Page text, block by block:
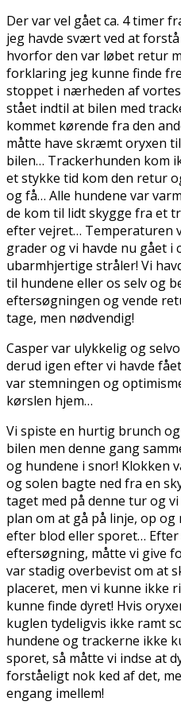
Der var vel gået ca. 4 timer
jeg havde svært ved at
hvorfor den var løbet retur
forklaring jeg kunne finde
stoppet i nærheden af
stået indtil at bilen med
kommet kørende fra den
måtte have skræmt oryxen
bilen… Trackerhunden kom
et stykke tid kom den retur
og få… Alle hundene var
de kom til lidt skygge fra et
efter vejret… Temperaturen
grader og vi havde nu gået i
ubarmhjertige stråler! Vi
til hundene eller os selv og
eftersøgningen og vende
tage, men nødvendig!
Casper var ulykkelig og
derud igen efter vi havde
var stemningen og
kørslen hjem…
Vi spiste en hurtig brunch
bilen men denne gang
og hundene i snor! Klokken
og solen bagte ned fra en
taget med på denne tur og
plan om at gå på linje, op og
efter blod eller sporet… Efter
eftersøgning, måtte vi give
var stadig overbevist om at
placeret, men vi kunne ikke
kunne finde dyret! Hvis
kuglen tydeligvis ikke ramt
hundene og trackerne ikke
sporet, så måtte vi indse at
forståeligt nok ked af det,
engang imellem!